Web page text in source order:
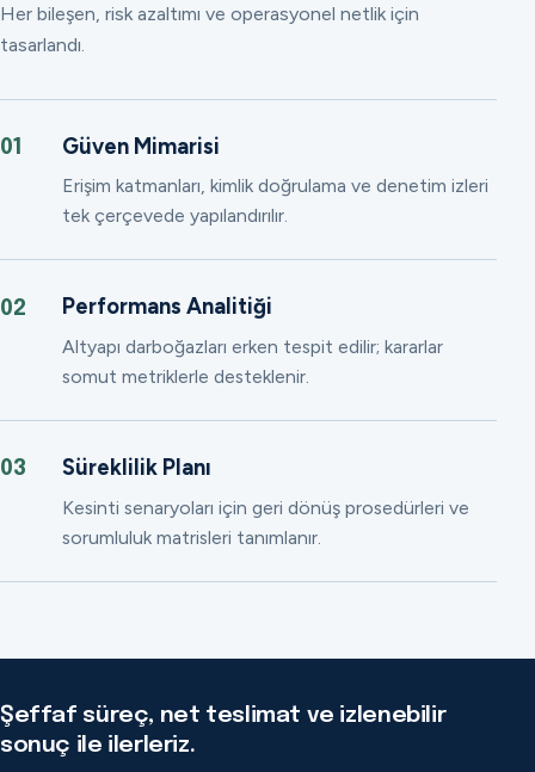
Her bileşen, risk azaltımı ve operasyonel netlik için
tasarlandı.
01 Güven Mimarisi
Erişim katmanları, kimlik doğrulama ve denetim izleri
tek çerçevede yapılandırılır.
02 Performans Analitiği
Altyapı darboğazları erken tespit edilir; kararlar
somut metriklerle desteklenir.
03 Süreklilik Planı
Kesinti senaryoları için geri dönüş prosedürleri ve
sorumluluk matrisleri tanımlanır.
Şeffaf süreç, net teslimat ve izlenebilir
sonuç ile ilerleriz.